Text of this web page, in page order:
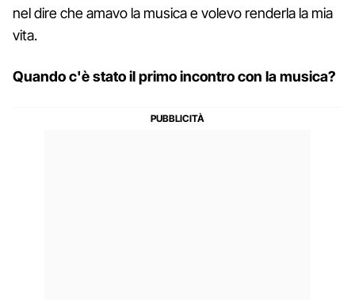
nel dire che amavo la musica e volevo renderla la mia
vita.
Quando c'è stato il primo incontro con la musica?